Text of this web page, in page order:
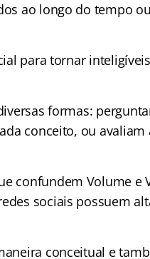
ao longo do tempo
para tornar
formas:
conceito, ou avaliam
confundem Volume e
sociais possuem
conceitual e